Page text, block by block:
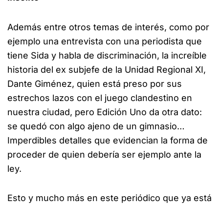
Además entre otros temas de interés, como por
ejemplo una entrevista con una periodista que
tiene Sida y habla de discriminación, la increíble
historia del ex subjefe de la Unidad Regional XI,
Dante Giménez, quien está preso por sus
estrechos lazos con el juego clandestino en
nuestra ciudad, pero Edición Uno da otra dato:
se quedó con algo ajeno de un gimnasio…
Imperdibles detalles que evidencian la forma de
proceder de quien debería ser ejemplo ante la
ley.
Esto y mucho más en este periódico que ya está